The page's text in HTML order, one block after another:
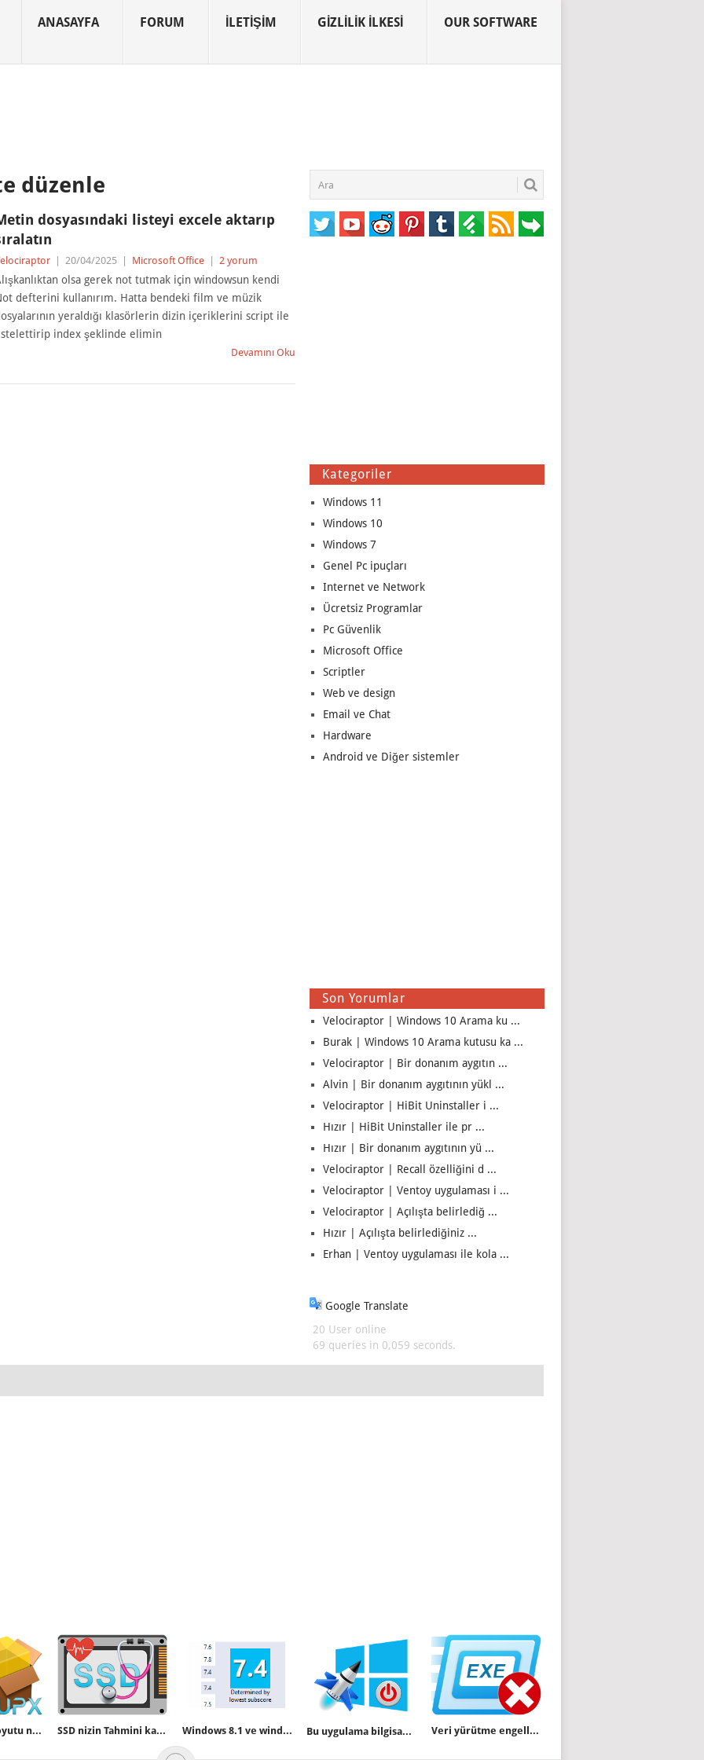
ANASAYFA FORUM İLETIŞIM GIZLILIK İLKESI OUR SOFTWARE
düzenle
dosyasındaki listeyi excele aktarıp
20/04/2025 Microsoft Office 2 yorum
olsa gerek not tutmak için windowsun kendi
defterini kullanırım. Hatta bendeki film ve müzik
yeraldığı klasörlerin dizin içeriklerini script ile
index şeklinde elimin
Devamını Oku
Kategoriler
Windows 11
Windows 10
Windows 7
Genel Pc ipuçları
Internet ve Network
Ücretsiz Programlar
Pc Güvenlik
Microsoft Office
Scriptler
Web ve design
Email ve Chat
Hardware
Android ve Diğer sistemler
Son Yorumlar
Velociraptor | Windows 10 Arama ku ...
Burak | Windows 10 Arama kutusu ka ...
Velociraptor | Bir donanım aygıtın ...
Alvin | Bir donanım aygıtının yükl ...
Velociraptor | HiBit Uninstaller i ...
Hızır | HiBit Uninstaller ile pr ...
Hızır | Bir donanım aygıtının yü ...
Velociraptor | Recall özelliğini d ...
Velociraptor | Ventoy uygulaması i ...
Velociraptor | Açılışta belirlediğ ...
Hızır | Açılışta belirlediğiniz ...
Erhan | Ventoy uygulaması ile kola ...
Google Translate
20 User online
69 queries in 0,059 seconds.
Upx ile exe boyutu nasıl düşürülür SSD nizin Tahmini kalan ömrünü yazılımsız bulun Windows 8.1 ve windows 10 da deneyim dizini puanını hesaplatalım Bu uygulama bilgisayarı kapatmanızı engelliyor Veri yürütme engellemesi (DEP) Nedir